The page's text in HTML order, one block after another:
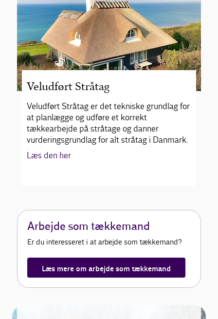
Veludført Stråtag
Veludført Stråtag er det tekniske grundlag for
at planlægge og udføre et korrekt
tækkearbejde på stråtage og danner
vurderingsgrundlag for alt stråtag i Danmark.
Læs den her
Arbejde som tækkemand
Er du interesseret i at arbejde som tækkemand?
Læs mere om arbejde som tækkemand